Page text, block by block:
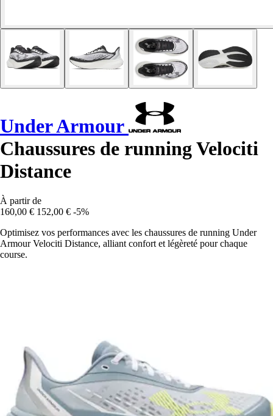
Under Armour
Chaussures de running Velociti
Distance
À partir de
160,00 € 152,00 € -5%
Optimisez vos performances avec les chaussures de running Under
Armour Velociti Distance, alliant confort et légèreté pour chaque
course.